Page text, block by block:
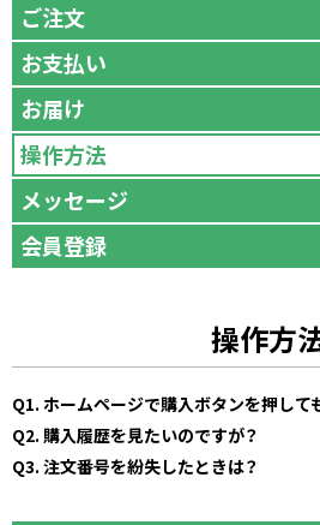
ご注文
お支払い
お届け
操作方法
メッセージ
会員登録
操作方
Q1. ホームページで購入ボタンを押して
Q2. 購入履歴を見たいのですが？
Q3. 注文番号を紛失したときは？